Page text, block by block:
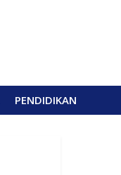
PENDIDIKAN